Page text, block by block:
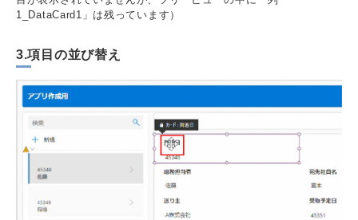
1_DataCard1」は残っています）
3.項目の並び替え